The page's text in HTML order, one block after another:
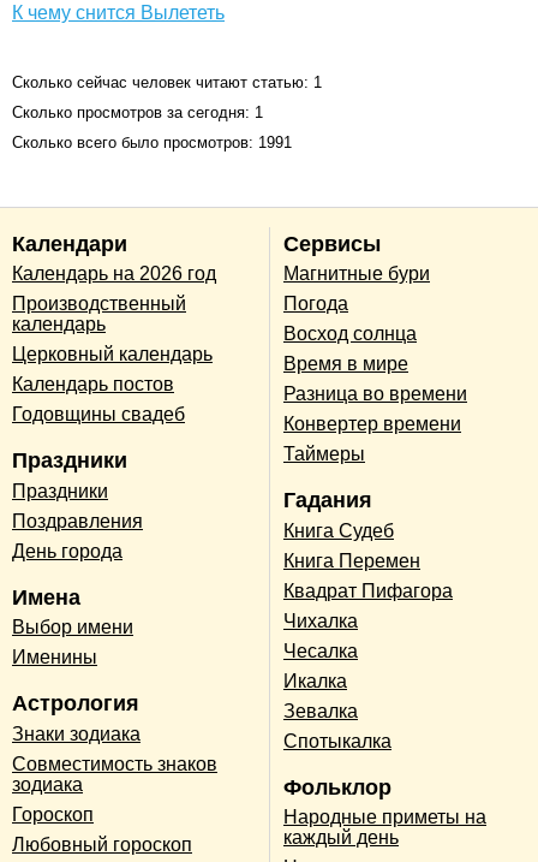
К чему снится Вылететь
Сколько сейчас человек читают статью: 1
Сколько просмотров за сегодня: 1
Сколько всего было просмотров: 1991
Календари
Календарь на 2026 год
Производственный
календарь
Церковный календарь
Календарь постов
Годовщины свадеб
Праздники
Праздники
Поздравления
День города
Имена
Выбор имени
Именины
Астрология
Знаки зодиака
Совместимость знаков
зодиака
Гороскоп
Любовный гороскоп
Сервисы
Магнитные бури
Погода
Восход солнца
Время в мире
Разница во времени
Конвертер времени
Таймеры
Гадания
Книга Судеб
Книга Перемен
Квадрат Пифагора
Чихалка
Чесалка
Икалка
Зевалка
Спотыкалка
Фольклор
Народные приметы на
каждый день